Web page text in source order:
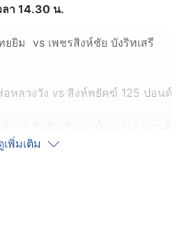
ลา 14.30 น.
ยิม vs เพชรสิงห์ชัย บังริทเสรี
อหลวงวัง vs สิงห์พยัคฆ์ 125 ปอนด์
เพิ่มเติม